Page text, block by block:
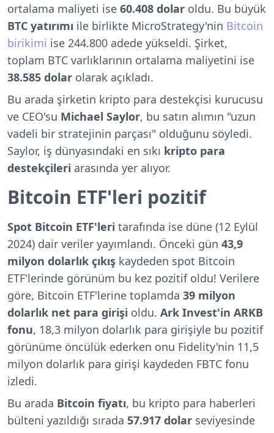
ortalama maliyeti ise 60.408 dolar oldu. Bu büyük
BTC yatırımı ile birlikte MicroStrategy'nin Bitcoin
birikimi ise 244.800 adede yükseldi. Şirket,
toplam BTC varlıklarının ortalama maliyetini ise
38.585 dolar olarak açıkladı.
Bu arada şirketin kripto para destekçisi kurucusu
ve CEO'su Michael Saylor, bu satın alımın "uzun
vadeli bir stratejinin parçası" olduğunu söyledi.
Saylor, iş dünyasındaki en sıkı kripto para
destekçileri arasında yer alıyor.
Bitcoin ETF'leri pozitif
Spot Bitcoin ETF'leri tarafında ise düne (12 Eylül
2024) dair veriler yayımlandı. Önceki gün 43,9
milyon dolarlık çıkış kaydeden spot Bitcoin
ETF'lerinde görünüm bu kez pozitif oldu! Verilere
göre, Bitcoin ETF'lerine toplamda 39 milyon
dolarlık net para girişi oldu. Ark Invest'in ARKB
fonu, 18,3 milyon dolarlık para girişiyle bu pozitif
görünüme öncülük ederken onu Fidelity'nin 11,5
milyon dolarlık para girişi kaydeden FBTC fonu
izledi.
Bu arada Bitcoin fiyatı, bu kripto para haberleri
bülteni yazıldığı sırada 57.917 dolar seviyesinde